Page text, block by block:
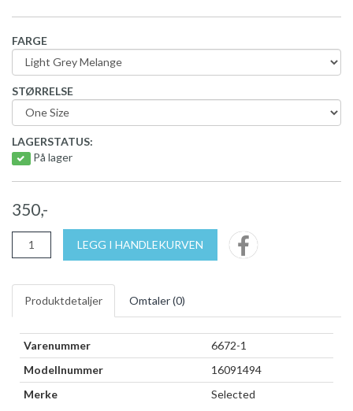
FARGE
STØRRELSE
LAGERSTATUS:
På lager
350,-
LEGG I HANDLEKURVEN
Produktdetaljer Omtaler (0)
Varenummer
6672-1
Modellnummer
16091494
Merke
Selected